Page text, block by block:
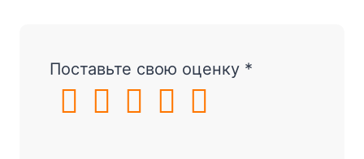
Поставьте свою оценку *